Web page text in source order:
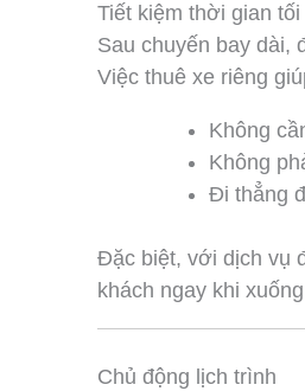
Tiết kiệm thời gian tối
Sau chuyến bay dài,
Việc thuê xe riêng
Không
Không
Đi thẳng
Đặc biệt, với dịch vụ
khách ngay khi
Chủ động lịch trình